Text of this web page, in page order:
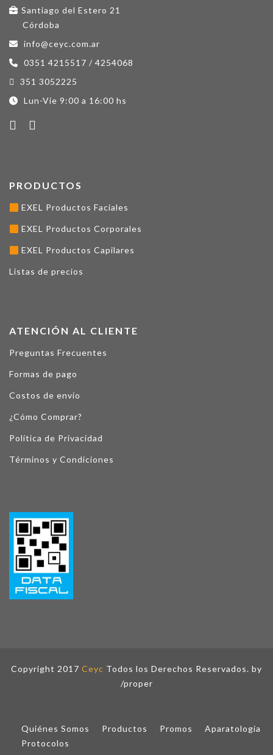
Santiago del Estero 21
Córdoba
info@ceyc.com.ar
0351 4215517 / 4254068
351 3052225
Lun-Vie 9:00 a 16:00 hs
PRODUCTOS
EXEL Productos Faciales
EXEL Productos Corporales
EXEL Productos Capilares
Listas de precios
ATENCIÓN AL CLIENTE
Preguntas Frecuentes
Formas de pago
Costos de envío
¿Cómo Comprar?
Política de Privacidad
Términos y Condiciones
Copyright 2017 Ceyc Todos los Derechos Reservados. by
/proper
Quiénes Somos Productos Promos
Aparatologia
Protocolos